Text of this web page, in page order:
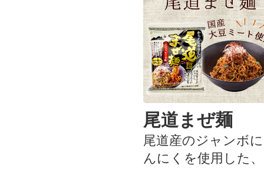
尾道まぜ麺
尾道産のジャンボに
んにくを使用した、